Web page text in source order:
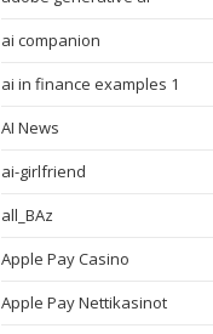
ai companion
ai in finance examples 1
AI News
ai-girlfriend
all_BAz
Apple Pay Casino
Apple Pay Nettikasinot